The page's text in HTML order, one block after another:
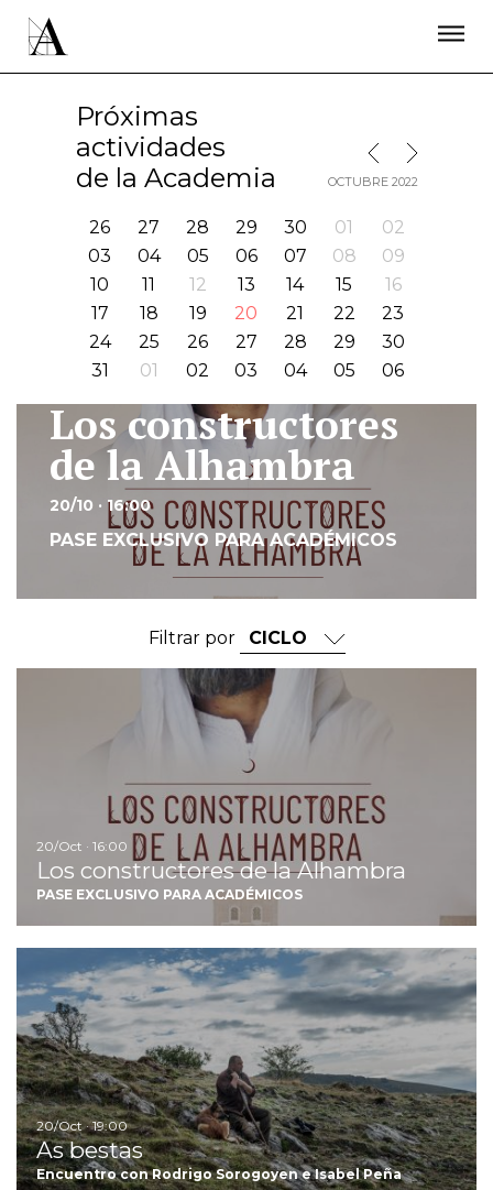
Próximas
actividades
de la Academia
MES ANTERIOR
MES SIGUIENTE
OCTUBRE 2022
26 27 28 29 30 01
02
03
04 05 06 07 08
09
10
11 12 13 14 15
16
17
18 19 20 21 22
23
24
25 26 27 28 29
30
31
01 02 03 04 05 06
Los constructores
de la Alhambra
20/10 · 16:00
PASE EXCLUSIVO PARA ACADÉMICOS
Filtrar por
20/Oct · 16:00
Los constructores de la Alhambra
PASE EXCLUSIVO PARA ACADÉMICOS
20/Oct · 19:00
As bestas
Encuentro con Rodrigo Sorogoyen e Isabel Peña
ÚNETE A LA ACADEMIA DE CINE
PRENSA
NEWSLETTER